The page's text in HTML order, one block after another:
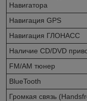
Навигатора
Навигация GPS
Навигация ГЛОНАСС
Наличие CD/DVD
FM/AM тюнер
BlueTooth
Громкая связь